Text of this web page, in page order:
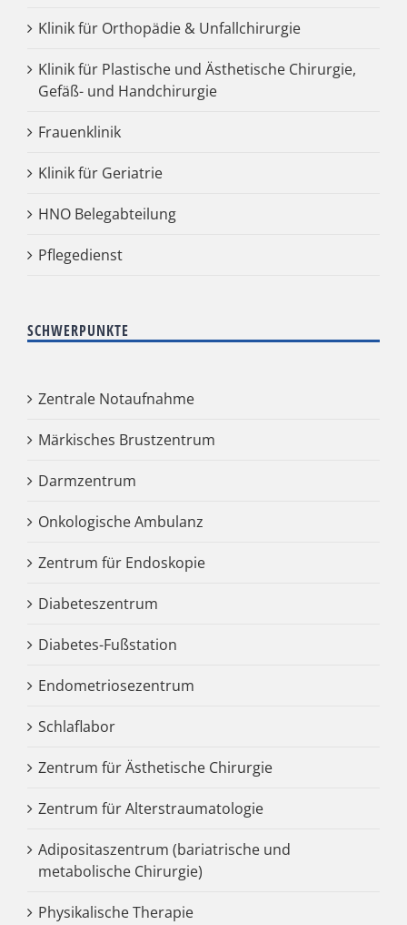
Klinik für Orthopädie & Unfallchirurgie
Klinik für Plastische und Ästhetische Chirurgie,
Gefäß- und Handchirurgie
Frauenklinik
Klinik für Geriatrie
HNO Belegabteilung
Pflegedienst
SCHWERPUNKTE
Zentrale Notaufnahme
Märkisches Brustzentrum
Darmzentrum
Onkologische Ambulanz
Zentrum für Endoskopie
Diabeteszentrum
Diabetes-Fußstation
Endometriosezentrum
Schlaflabor
Zentrum für Ästhetische Chirurgie
Zentrum für Alterstraumatologie
Adipositaszentrum (bariatrische und
metabolische Chirurgie)
Physikalische Therapie